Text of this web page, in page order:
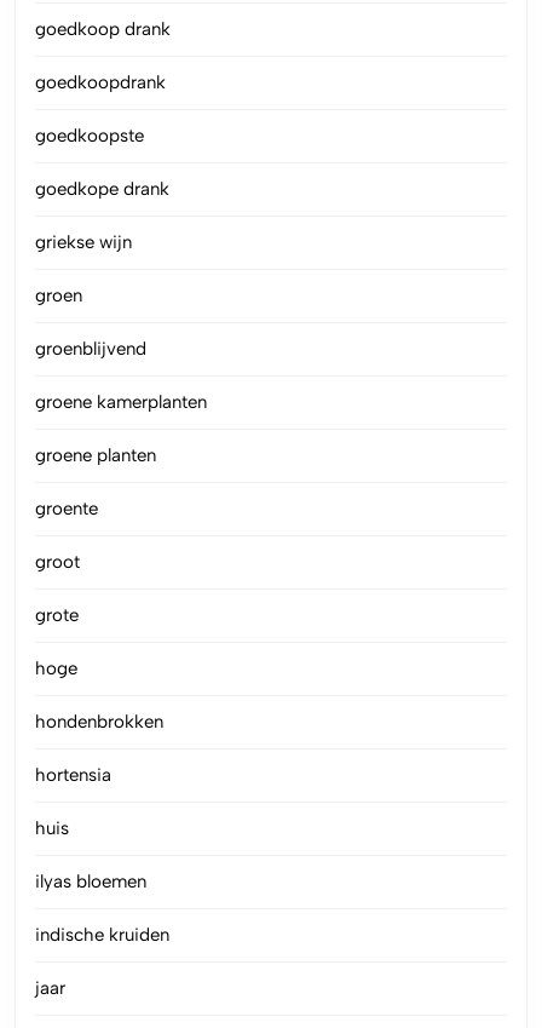
goedkoop drank
goedkoopdrank
goedkoopste
goedkope drank
griekse wijn
groen
groenblijvend
groene kamerplanten
groene planten
groente
groot
grote
hoge
hondenbrokken
hortensia
huis
ilyas bloemen
indische kruiden
jaar